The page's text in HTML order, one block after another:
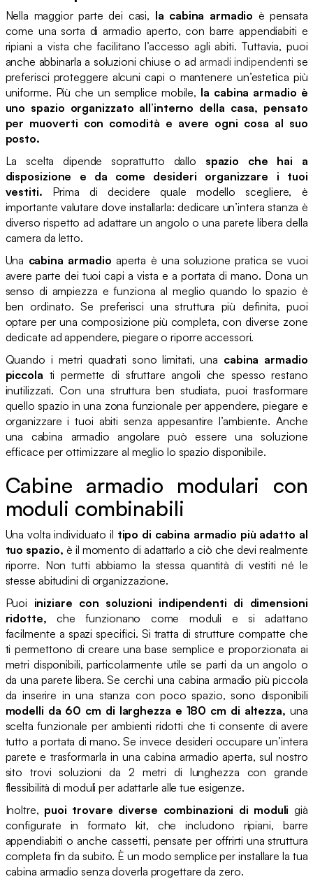
Nella maggior parte dei casi, la cabina armadio è pensata
come una sorta di armadio aperto, con barre appendiabiti e
ripiani a vista che facilitano l’accesso agli abiti. Tuttavia, puoi
anche abbinarla a soluzioni chiuse o ad armadi indipendenti se
preferisci proteggere alcuni capi o mantenere un’estetica più
uniforme. Più che un semplice mobile, la cabina armadio è
uno spazio organizzato all’interno della casa, pensato
per muoverti con comodità e avere ogni cosa al suo
posto.
La scelta dipende soprattutto dallo spazio che hai a
disposizione e da come desideri organizzare i tuoi
vestiti. Prima di decidere quale modello scegliere, è
importante valutare dove installarla: dedicare un’intera stanza è
diverso rispetto ad adattare un angolo o una parete libera della
camera da letto.
Una cabina armadio aperta è una soluzione pratica se vuoi
avere parte dei tuoi capi a vista e a portata di mano. Dona un
senso di ampiezza e funziona al meglio quando lo spazio è
ben ordinato. Se preferisci una struttura più definita, puoi
optare per una composizione più completa, con diverse zone
dedicate ad appendere, piegare o riporre accessori.
Quando i metri quadrati sono limitati, una cabina armadio
piccola ti permette di sfruttare angoli che spesso restano
inutilizzati. Con una struttura ben studiata, puoi trasformare
quello spazio in una zona funzionale per appendere, piegare e
organizzare i tuoi abiti senza appesantire l’ambiente. Anche
una cabina armadio angolare può essere una soluzione
efficace per ottimizzare al meglio lo spazio disponibile.
Cabine armadio modulari con
moduli combinabili
Una volta individuato il tipo di cabina armadio più adatto al
tuo spazio, è il momento di adattarlo a ciò che devi realmente
riporre. Non tutti abbiamo la stessa quantità di vestiti né le
stesse abitudini di organizzazione.
Puoi iniziare con soluzioni indipendenti di dimensioni
ridotte, che funzionano come moduli e si adattano
facilmente a spazi specifici. Si tratta di strutture compatte che
ti permettono di creare una base semplice e proporzionata ai
metri disponibili, particolarmente utile se parti da un angolo o
da una parete libera. Se cerchi una cabina armadio più piccola
da inserire in una stanza con poco spazio, sono disponibili
modelli da 60 cm di larghezza e 180 cm di altezza, una
scelta funzionale per ambienti ridotti che ti consente di avere
tutto a portata di mano. Se invece desideri occupare un’intera
parete e trasformarla in una cabina armadio aperta, sul nostro
sito trovi soluzioni da 2 metri di lunghezza con grande
flessibilità di moduli per adattarle alle tue esigenze.
Inoltre, puoi trovare diverse combinazioni di moduli già
configurate in formato kit, che includono ripiani, barre
appendiabiti o anche cassetti, pensate per offrirti una struttura
completa fin da subito. È un modo semplice per installare la tua
cabina armadio senza doverla progettare da zero.